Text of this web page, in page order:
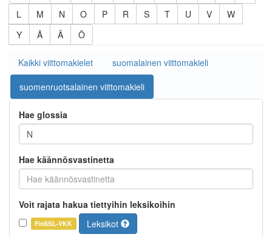
L
M N O P R S T U V
W
Y
Å Ä Ö
Kaikki viittomakielet
suomalainen viittomakieli
suomenruotsalainen viittomakieli
Hae glossia
Hae käännösvastinetta
Voit rajata hakua tiettyihin leksikoihin
FinSSL-VKK Leksikot